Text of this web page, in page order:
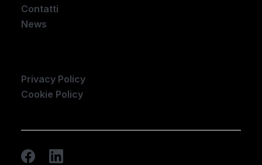
Contatti
News
Privacy Policy
Cookie Policy